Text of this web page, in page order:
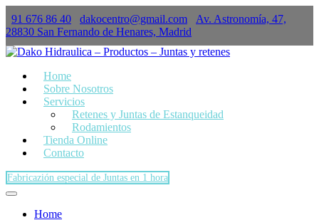
91 676 86 40 dakocentro@gmail.com
Av. Astronomía, 47,
28830 San Fernando de Henares, Madrid
Home
Sobre Nosotros
Servicios
Retenes y Juntas de Estanqueidad
Rodamientos
Tienda Online
Contacto
Fabricazión especial de Juntas en 1 hora
Home